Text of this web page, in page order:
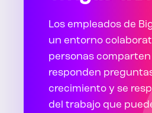
Los empleados de
un entorno
personas comparten
responden
crecimiento y se
del trabajo que